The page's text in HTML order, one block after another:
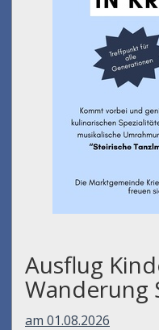
Ausflug
Wanderung
am 01.08.2026